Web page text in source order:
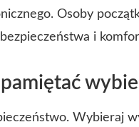
Osoby
i
Wybieraj